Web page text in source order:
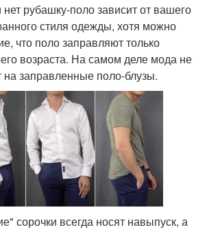
рубашку-поло зависит от вашего
стиля одежды, хотя можно
что поло заправляют только
возраста. На самом деле мода не
на заправленные поло-блузы.
сорочки всегда носят навыпуск, а